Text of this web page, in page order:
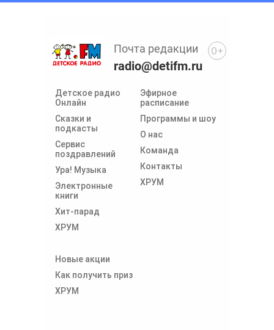
Детское радио
Онлайн
Сказки и
подкасты
Сервис
поздравлений
Ура! Музыка
Электронные
книги
Хит-парад
ХРУМ
Эфирное
расписание
Программы и шоу
О нас
Команда
Контакты
ХРУМ
Новые акции
Как получить приз
ХРУМ
Почта редакции
radio@detifm.ru
0+